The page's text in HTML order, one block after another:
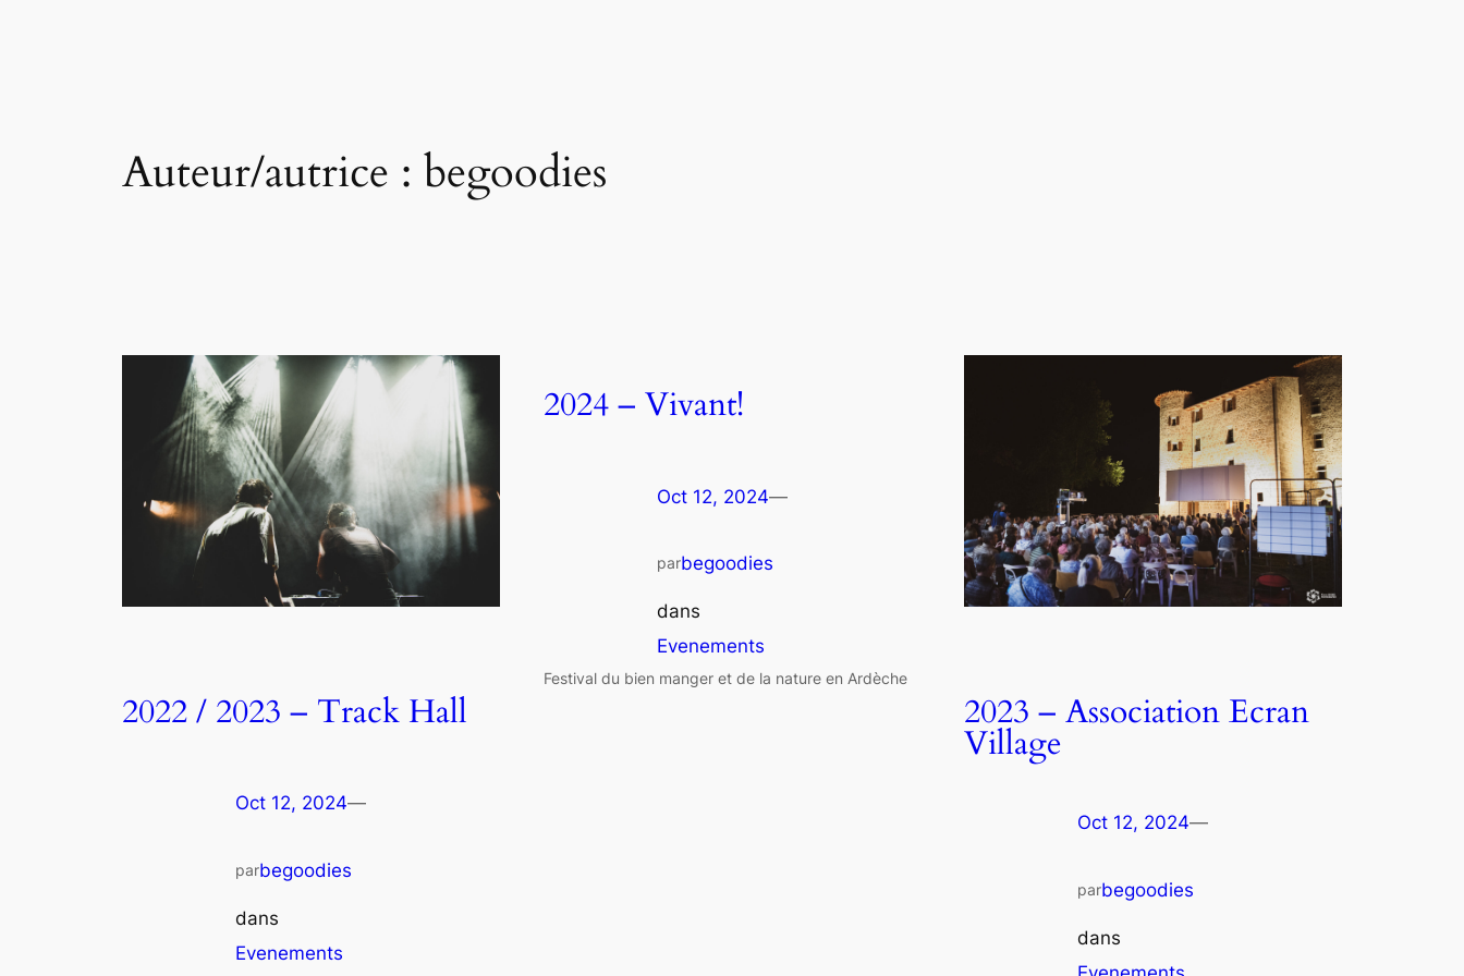
Auteur/autrice : begoodies
2022 / 2023 – Track Hall
Oct 12, 2024—
parbegoodies
dans
Evenements
2024 – Vivant!
Oct 12, 2024—
parbegoodies
dans
Evenements
Festival du bien manger et de la nature en Ardèche
2023 – Association Ecran
Village
Oct 12, 2024—
parbegoodies
dans